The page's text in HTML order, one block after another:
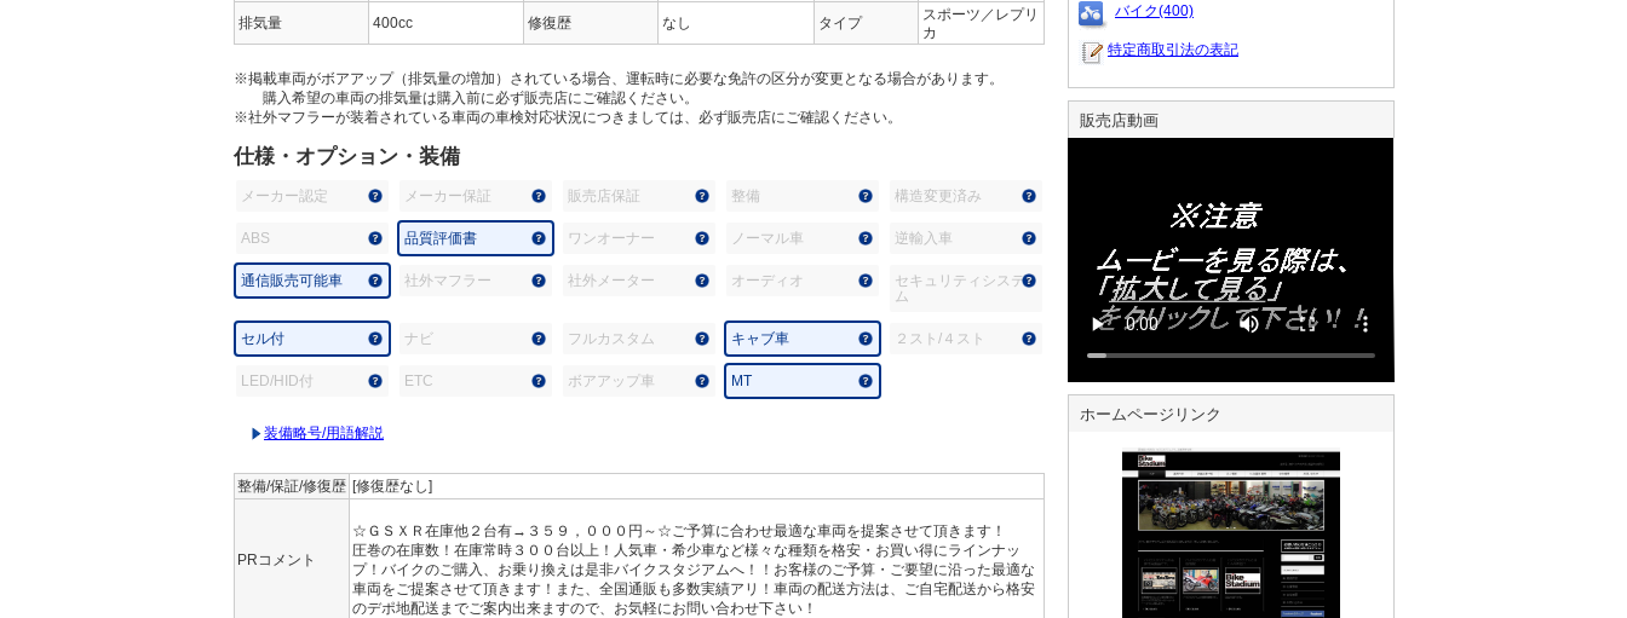
排気量
400cc 修復歴 なし タイプ
スポーツ／レプリ
カ
※掲載車両がボアアップ（排気量の増加）されている場合、運転時に必要な免許の区分が変更となる場合があります。
購入希望の車両の排気量は購入前に必ず販売店にご確認ください。
※社外マフラーが装着されている車両の車検対応状況につきましては、必ず販売店にご確認ください。
仕様・オプション・装備
メーカー認定 メーカー保証 販売店保証 整備 構造変更済み
ABS 品質評価書 ワンオーナー ノーマル車 逆輸入車
通信販売可能車 社外マフラー 社外メーター オーディオ
セキュリティシステ
ム
セル付 ナビ フルカスタム キャブ車 ２スト/４スト
LED/HID付 ETC ボアアップ車 MT
装備略号/用語解説
整備/保証/修復歴 [修復歴なし]
PRコメント
☆ＧＳＸＲ在庫他２台有→３５９，０００円～☆ご予算に合わせ最適な車両を提案させて頂きます！
圧巻の在庫数！在庫常時３００台以上！人気車・希少車など様々な種類を格安・お買い得にラインナッ
プ！バイクのご購入、お乗り換えは是非バイクスタジアムへ！！お客様のご予算・ご要望に沿った最適な
車両をご提案させて頂きます！また、全国通販も多数実績アリ！車両の配送方法は、ご自宅配送から格安
のデポ地配送までご案内出来ますので、お気軽にお問い合わせ下さい！
バイク(400)
特定商取引法の表記
販売店動画
ホームページリンク